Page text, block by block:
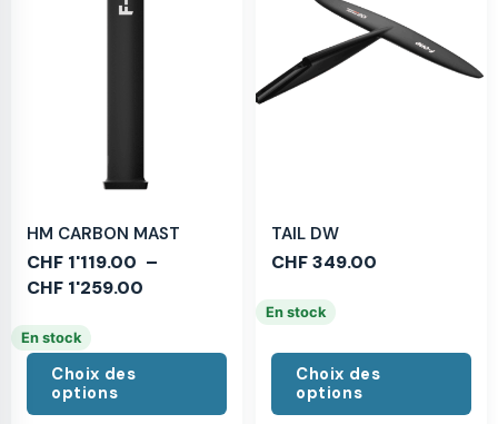
HM CARBON MAST
CHF 1'119.00 –
CHF 1'259.00
En stock
Choix des
options
TAIL DW
CHF349.00
En stock
Choix des
options